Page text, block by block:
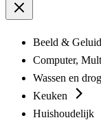
Beeld & Geluid
Computer,
Wassen en
Keuken
Huishoudelijk